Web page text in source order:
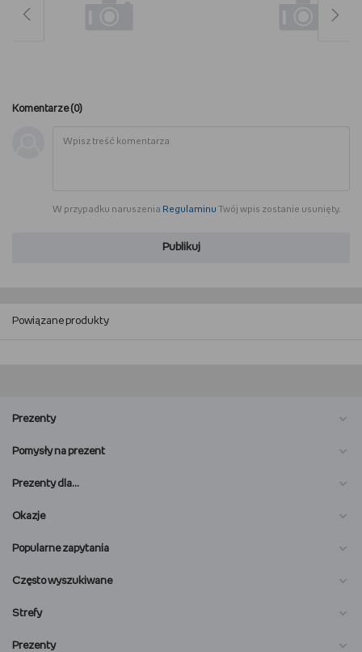
Komentarze (0)
W przypadku naruszenia Regulaminu Twój wpis zostanie usunięty.
Publikuj
Powiązane produkty
Prezenty
Pomysły na prezent
Prezenty dla…
Okazje
Popularne zapytania
Często wyszukiwane
Strefy
Prezenty